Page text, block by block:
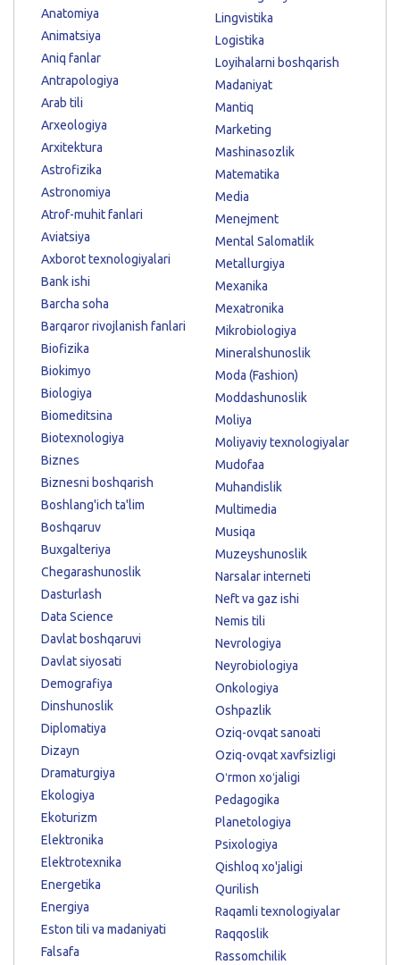
Anatomiya
Animatsiya
Aniq fanlar
Antrapologiya
Arab tili
Arxeologiya
Arxitektura
Astrofizika
Astronomiya
Atrof-muhit fanlari
Aviatsiya
Axborot texnologiyalari
Bank ishi
Barcha soha
Barqaror rivojlanish fanlari
Biofizika
Biokimyo
Biologiya
Biomeditsina
Biotexnologiya
Biznes
Biznesni boshqarish
Boshlang'ich ta'lim
Boshqaruv
Buxgalteriya
Chegarashunoslik
Dasturlash
Data Science
Davlat boshqaruvi
Davlat siyosati
Demografiya
Dinshunoslik
Diplomatiya
Dizayn
Dramaturgiya
Ekologiya
Ekoturizm
Elektronika
Elektrotexnika
Energetika
Energiya
Eston tili va madaniyati
Falsafa
Lingvistika
Logistika
Loyihalarni boshqarish
Madaniyat
Mantiq
Marketing
Mashinasozlik
Matematika
Media
Menejment
Mental Salomatlik
Metallurgiya
Mexanika
Mexatronika
Mikrobiologiya
Mineralshunoslik
Moda (Fashion)
Moddashunoslik
Moliya
Moliyaviy texnologiyalar
Mudofaa
Muhandislik
Multimedia
Musiqa
Muzeyshunoslik
Narsalar interneti
Neft va gaz ishi
Nemis tili
Nevrologiya
Neyrobiologiya
Onkologiya
Oshpazlik
Oziq-ovqat sanoati
Oziq-ovqat xavfsizligi
Oʻrmon xoʻjaligi
Pedagogika
Planetologiya
Psixologiya
Qishloq xo'jaligi
Qurilish
Raqamli texnologiyalar
Raqqoslik
Rassomchilik